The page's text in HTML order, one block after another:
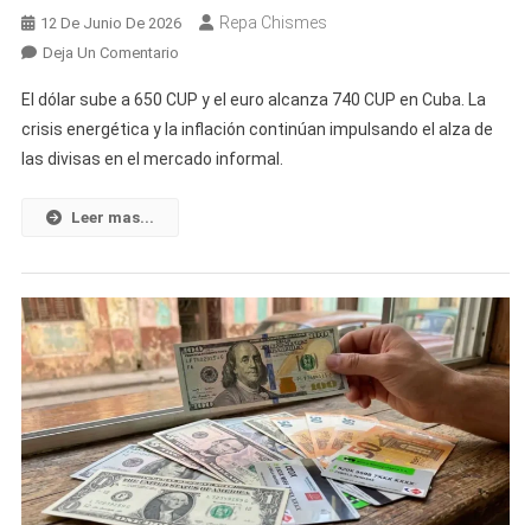
Cubano
12 De Junio De 2026 Repa Chismes
Deja Un ComentarioEn
El
Dólar
Y
Cuba:
Así
Queda
El
Valor
De
Las
Divisas
Frente
Al
El dólar sube a 650 CUP y el euro alcanza 740 CUP en Cuba. La
crisis energética y la inflación continúan impulsando el alza de
las divisas en el mercado informal.
Leer mas...